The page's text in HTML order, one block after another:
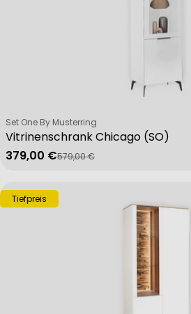
Vitrinenschrank Chicago (SO)
Verkäufer:
Set One By Musterring
Verkaufspreis
379,00 €
Regulärer Preis
579,00 €
Tiefpreis